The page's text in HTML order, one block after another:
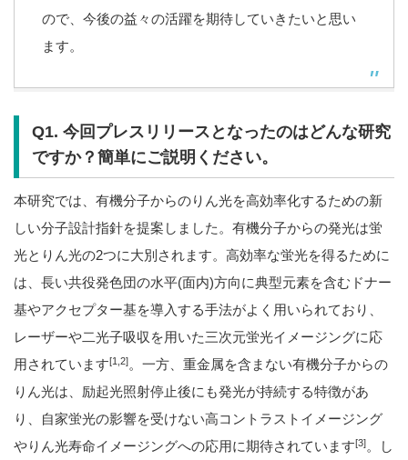
ので、今後の益々の活躍を期待していきたいと思い
ます。
Q1. 今回プレスリリースとなったのはどんな研究
ですか？簡単にご説明ください。
本研究では、有機分子からのりん光を高効率化するための新
しい分子設計指針を提案しました。有機分子からの発光は蛍
光とりん光の2つに大別されます。高効率な蛍光を得るために
は、長い共役発色団の水平(面内)方向に典型元素を含むドナー
基やアクセプター基を導入する手法がよく用いられており、
レーザーや二光子吸収を用いた三次元蛍光イメージングに応
用されています[1,2]。一方、重金属を含まない有機分子からの
りん光は、励起光照射停止後にも発光が持続する特徴があ
り、自家蛍光の影響を受けない高コントラストイメージング
やりん光寿命イメージングへの応用に期待されています[3]。し